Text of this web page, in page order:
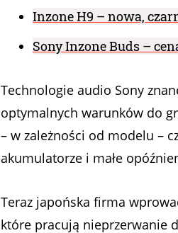
Inzone H9 – nowa,
Sony Inzone Buds –
Technologie audio Sony
optymalnych warunków do
– w zależności od modelu –
akumulatorze i małe
Teraz japońska firma
które pracują nieprzerwanie